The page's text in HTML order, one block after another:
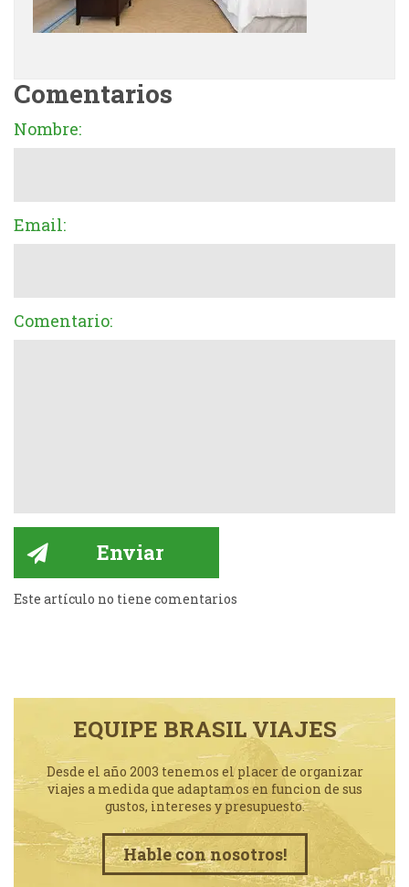
Comentarios
Nombre:
Email:
Comentario:
Este artículo no tiene comentarios
EQUIPE BRASIL VIAJES
Desde el año 2003 tenemos el placer de organizar
viajes a medida que adaptamos en funcion de sus
gustos, intereses y presupuesto.
Hable con nosotros!